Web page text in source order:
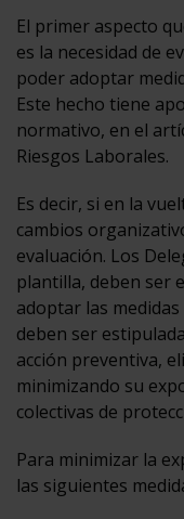
El primer aspecto
es la necesidad de
poder adoptar
Este hecho tiene
normativo, en el
Riesgos Laborales.
Es decir, si en la
cambios
evaluación. Los
plantilla, deben ser
adoptar las
deben ser
acción preventiva,
minimizando su
colectivas de
Para minimizar la
las siguientes